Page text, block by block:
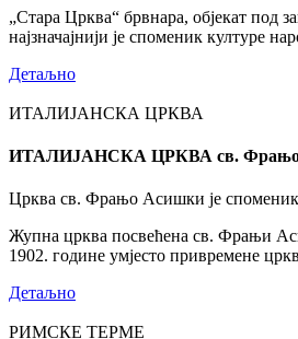
„Стара Црква“ брвнара, објекат под
најзначајнији је споменик културе
Детаљно
ИТАЛИЈАНСКА ЦРКВА
ИТАЛИЈАНСКА ЦРКВА св.
Црква св. Фрањо Асишки је
Жупна црква посвећена св. Фрањи
1902. године умјесто привремене
Детаљно
РИМСКЕ ТЕРМЕ